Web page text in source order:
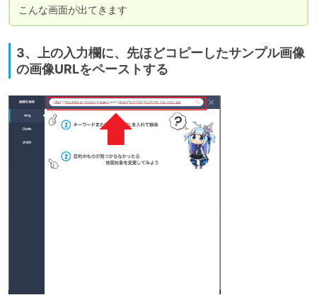
こんな画面が出てきます
3、上の入力欄に、先ほどコピーしたサンプル画像
の画像URLをペーストする